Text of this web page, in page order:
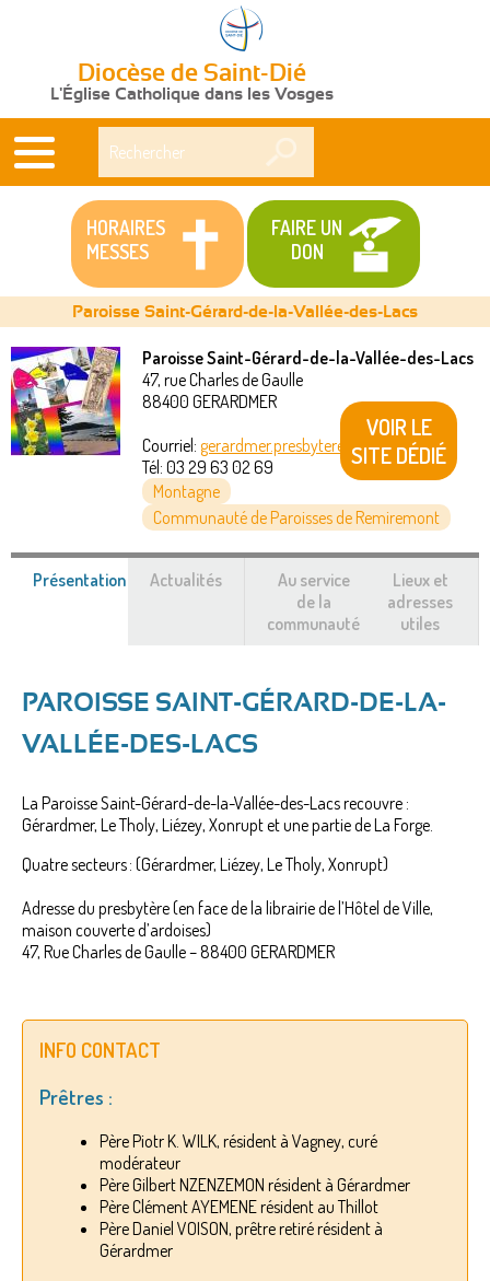
Diocèse de Saint-Dié
L'Église Catholique dans les Vosges
HORAIRES
MESSES
FAIRE UN
DON
Vous
êtes
Paroisse Saint-Gérard-de-la-Vallée-des-Lacs
Paroisse Saint-Gérard-de-la-Vallée-des-Lacs
47, rue Charles de Gaulle
88400 GERARDMER
Courriel: gerardmer.presbytere@akeonet.com
Tél: 03 29 63 02 69
Montagne
Communauté de Paroisses de Remiremont
VOIR LE
SITE DÉDIÉ
Présentation (onglet
Actualités
Au service
de la
communauté
Lieux et
adresses
utiles
PAROISSE SAINT-GÉRARD-DE-LA-
VALLÉE-DES-LACS
La Paroisse Saint-Gérard-de-la-Vallée-des-Lacs recouvre :
Gérardmer, Le Tholy, Liézey, Xonrupt et une partie de La Forge.
Quatre secteurs : (Gérardmer, Liézey, Le Tholy, Xonrupt)
Adresse du presbytère (en face de la librairie de l’Hôtel de Ville,
maison couverte d’ardoises)
47, Rue Charles de Gaulle – 88400 GERARDMER
INFO CONTACT
Prêtres :
Père Piotr K. WILK, résident à Vagney, curé
modérateur
Père Gilbert NZENZEMON résident à Gérardmer
Père Clément AYEMENE résident au Thillot
Père Daniel VOISON, prêtre retiré résident à
Gérardmer